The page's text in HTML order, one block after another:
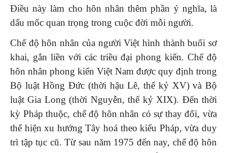
Điều này làm cho hôn nhân thêm phần ý nghĩa, là
dấu mốc quan trọng trong cuộc đời mỗi người.
Chế độ hôn nhân của người Việt hình thành buổi sơ
khai, gắn liền với các triều đại phong kiến. Chế độ
hôn nhân phong kiến Việt Nam được quy định trong
Bộ luật Hồng Đức (thời hậu Lê, thế kỷ XV) và Bộ
luật Gia Long (thời Nguyễn, thế kỷ XIX). Đến thời
kỳ Pháp thuộc, chế độ hôn nhân có sự thay đổi, vừa
thể hiện xu hướng Tây hoá theo kiểu Pháp, vừa duy
trì tập tục cũ. Từ sau năm 1975 đến nay, chế độ hôn